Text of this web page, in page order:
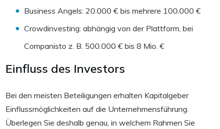
Business Angels: 20.000 € bis mehrere 100.000 €
Crowdinvesting: abhängig von der Plattform, bei
Companisto z. B. 500.000 € bis 8 Mio. €
Einfluss des Investors
Bei den meisten Beteiligungen erhalten Kapitalgeber
Einflussmöglichkeiten auf die Unternehmensführung.
Überlegen Sie deshalb genau, in welchem Rahmen Sie